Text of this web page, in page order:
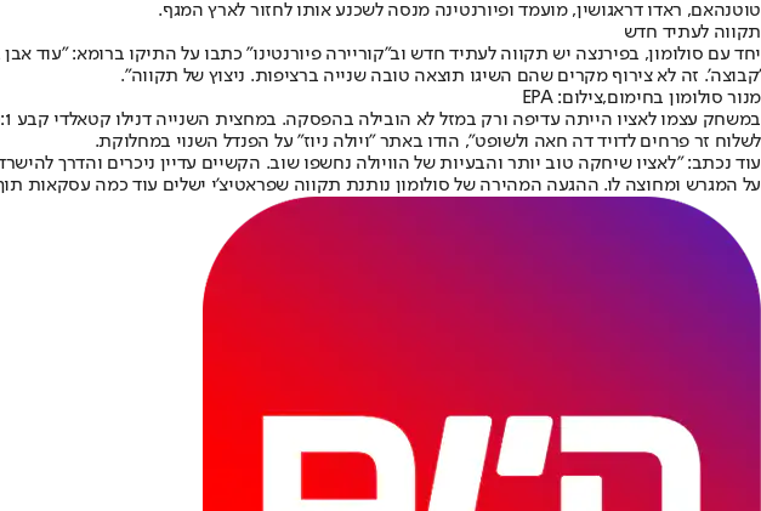
טוטנהאם, ראדו דראגושין, מועמד ופיורנטינה מנסה לשכנע אותו לחזור לארץ המגף.
תקווה לעתיד חדש
יחד עם סולומון, בפירנצה יש תקווה לעתיד חדש וב"קוריירה פיורנטינו" כתבו על התיקו ברומא: "עוד
'קבוצה'. זה לא צירוף מקרים שהם השיגו תוצאה טובה שנייה ברציפות. ניצוץ של תקווה".
מנור סולומון בחימום,צילום: EPA
לשלוח זר פרחים לדויד דה חאה ולשופט", הודו באתר "ויולה ניוז" על הפנדל השנוי במחלוקת.
עוד נכתב: "לאציו שיחקה טוב יותר והבעיות של הוויולה נחשפו שוב. הקשיים עדיין ניכרים והדרך
על המגרש ומחוצה לו. ההגעה המהירה של סולומון נותנת תקווה שפראטיצ'י ישלים עוד כמה עסקאות